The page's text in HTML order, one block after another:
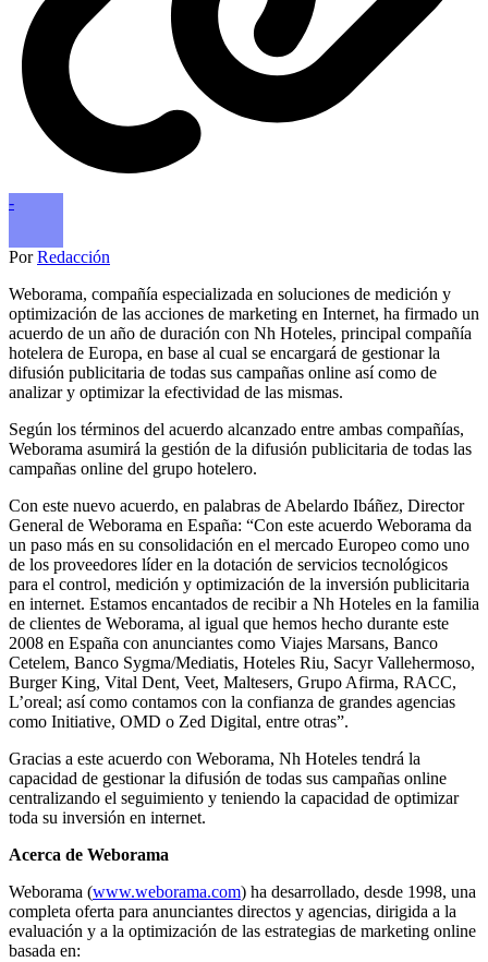
-
PorRedacción
Weborama, compañía especializada en soluciones de medición y
optimización de las acciones de marketing en Internet, ha firmado un
acuerdo de un año de duración con Nh Hoteles, principal compañía
hotelera de Europa, en base al cual se encargará de gestionar la
difusión publicitaria de todas sus campañas online así como de
analizar y optimizar la efectividad de las mismas.
Según los términos del acuerdo alcanzado entre ambas compañías,
Weborama asumirá la gestión de la difusión publicitaria de todas las
campañas online del grupo hotelero.
Con este nuevo acuerdo, en palabras de Abelardo Ibáñez, Director
General de Weborama en España: “Con este acuerdo Weborama da
un paso más en su consolidación en el mercado Europeo como uno
de los proveedores líder en la dotación de servicios tecnológicos
para el control, medición y optimización de la inversión publicitaria
en internet. Estamos encantados de recibir a Nh Hoteles en la familia
de clientes de Weborama, al igual que hemos hecho durante este
2008 en España con anunciantes como Viajes Marsans, Banco
Cetelem, Banco Sygma/Mediatis, Hoteles Riu, Sacyr Vallehermoso,
Burger King, Vital Dent, Veet, Maltesers, Grupo Afirma, RACC,
L’oreal; así como contamos con la confianza de grandes agencias
como Initiative, OMD o Zed Digital, entre otras”.
Gracias a este acuerdo con Weborama, Nh Hoteles tendrá la
capacidad de gestionar la difusión de todas sus campañas online
centralizando el seguimiento y teniendo la capacidad de optimizar
toda su inversión en internet.
Acerca de Weborama
Weborama (www.weborama.com) ha desarrollado, desde 1998, una
completa oferta para anunciantes directos y agencias, dirigida a la
evaluación y a la optimización de las estrategias de marketing online
basada en: